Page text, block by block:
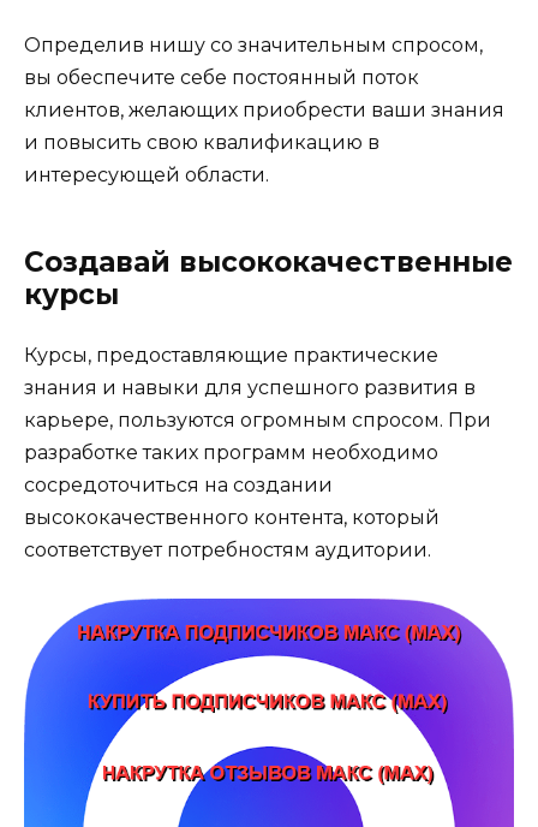
Определив нишу со значительным спросом,
вы обеспечите себе постоянный поток
клиентов, желающих приобрести ваши знания
и повысить свою квалификацию в
интересующей области.
Создавай высококачественные
курсы
Курсы, предоставляющие практические
знания и навыки для успешного развития в
карьере, пользуются огромным спросом. При
разработке таких программ необходимо
сосредоточиться на создании
высококачественного контента, который
соответствует потребностям аудитории.